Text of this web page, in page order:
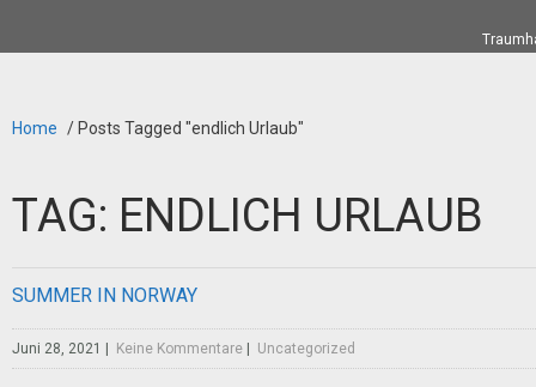
Home / Posts Tagged "endlich Urlaub"
TAG: ENDLICH URLAUB
SUMMER IN NORWAY
Juni 28, 2021 Keine Kommentare Uncategorized